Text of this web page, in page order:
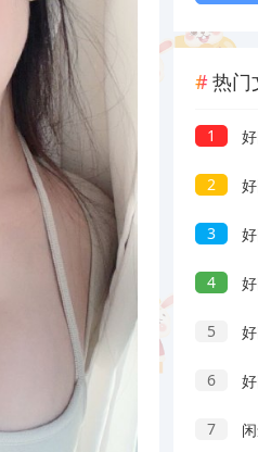
热门
1
2 好
3
4 好
5
6
7